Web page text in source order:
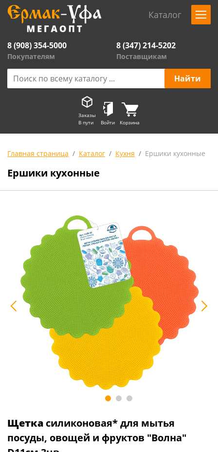
Каталог
8 (908) 354-5000
Покупателям
8 (347) 214-5202
Поставщикам
Заказы
В пути
Войти Корзина
Главная страница Каталог Кухня Ершики кухонные
Ершики кухонные
Щетка силиконовая* для мытья
посуды, овощей и фруктов "Волна"